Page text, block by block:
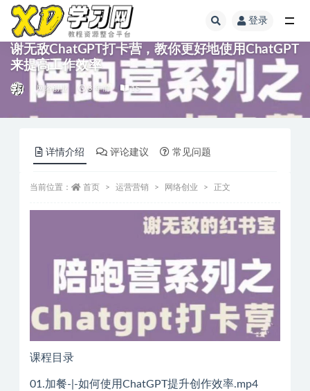
登录
谢无敌ChatGPT打卡营，教你更好地使用ChatGPT
来提高工作效率
网络创业 3 年前 15
详情介绍 评论建议 常见问题
当前位置： 首页 运营营销 网络创业 正文
课程目录
01.加餐-|-如何使用ChatGPT提升创作效率.mp4